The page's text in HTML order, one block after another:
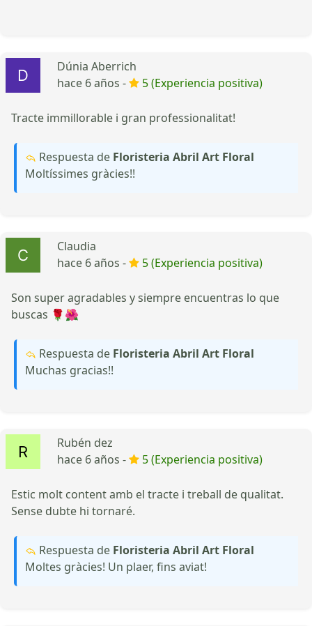
Dúnia Aberrich
hace 6 años -
5 (Experiencia positiva)
Tracte immillorable i gran professionalitat!
Respuesta de Floristeria Abril Art Floral
Moltíssimes gràcies!!
Claudia
hace 6 años -
5 (Experiencia positiva)
Son super agradables y siempre encuentras lo que
buscas 🌹🌺
Respuesta de Floristeria Abril Art Floral
Muchas gracias!!
Rubén dez
hace 6 años -
5 (Experiencia positiva)
Estic molt content amb el tracte i treball de qualitat.
Sense dubte hi tornaré.
Respuesta de Floristeria Abril Art Floral
Moltes gràcies! Un plaer, fins aviat!